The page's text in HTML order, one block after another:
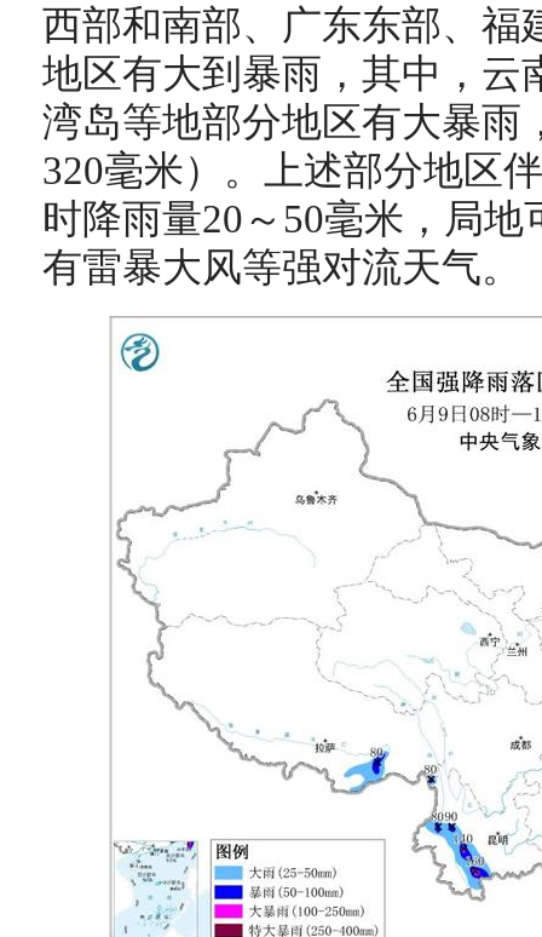
西部和南部、广东东部、福
地区有大到暴雨，其中，云
湾岛等地部分地区有大暴雨
320毫米）。上述部分地区
时降雨量20～50毫米，局
有雷暴大风等强对流天气。